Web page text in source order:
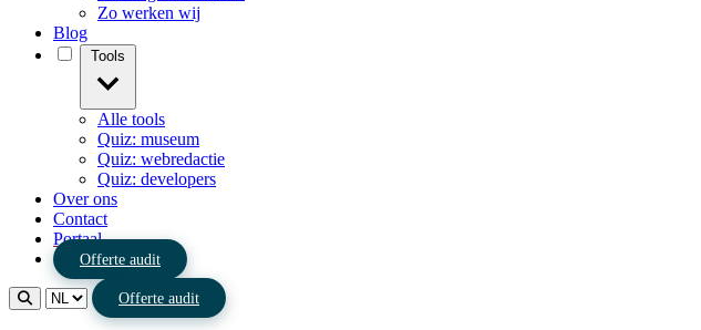
Zo werken wij
Blog
Alle tools
Quiz: museum
Quiz: webredactie
Quiz: developers
Over ons
Contact
Portaal
Offerte audit
Offerte audit